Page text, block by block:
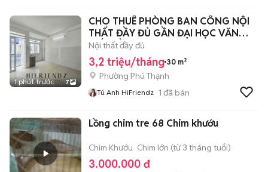
1 phút trước 7
CHO THUÊ PHÒNG BAN CÔNG NỘI
THẤT ĐẦY ĐỦ GẦN ĐẠI HỌC VĂN
HIẾN ĐẦM SEN
Nội thất đầy đủ
3,2 triệu/tháng 30 m²
Phường Phú Thạnh
Tú Anh HiFriendz 1 đã bán
Lồng chim tre 68 Chim khướu
Chim Khướu Chim lớn (từ 3 tháng tuổi)
3.000.000 đ